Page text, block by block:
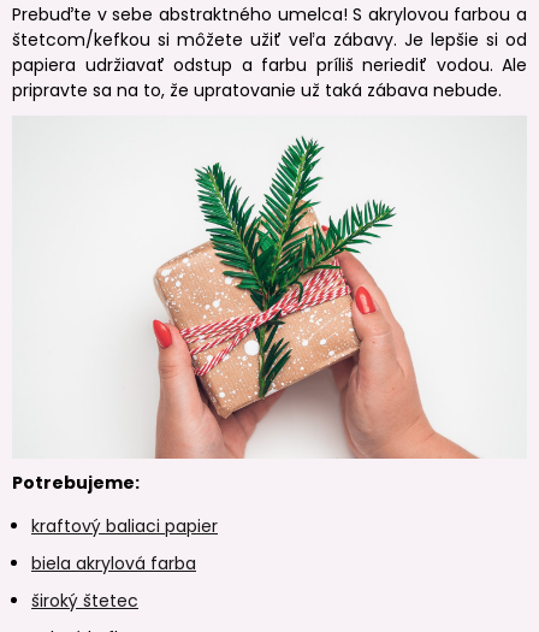
Prebuďte v sebe abstraktného umelca! S akrylovou farbou a
štetcom/kefkou si môžete užiť veľa zábavy. Je lepšie si od
papiera udržiavať odstup a farbu príliš neriediť vodou. Ale
pripravte sa na to, že upratovanie už taká zábava nebude.
Potrebujeme:
kraftový baliaci papier
biela akrylová farba
široký štetec